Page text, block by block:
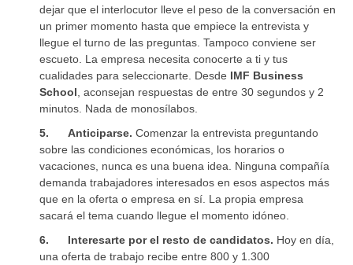
dejar que el interlocutor lleve el peso de la conversación en
un primer momento hasta que empiece la entrevista y
llegue el turno de las preguntas. Tampoco conviene ser
escueto. La empresa necesita conocerte a ti y tus
cualidades para seleccionarte. Desde IMF Business
School , aconsejan respuestas de entre 30 segundos y 2
minutos. Nada de monosílabos.
5. Anticiparse. Comenzar la entrevista preguntando
sobre las condiciones económicas, los horarios o
vacaciones, nunca es una buena idea. Ninguna compañía
demanda trabajadores interesados en esos aspectos más
que en la oferta o empresa en sí. La propia empresa
sacará el tema cuando llegue el momento idóneo.
6. Interesarte por el resto de candidatos. Hoy en día,
una oferta de trabajo recibe entre 800 y 1.300